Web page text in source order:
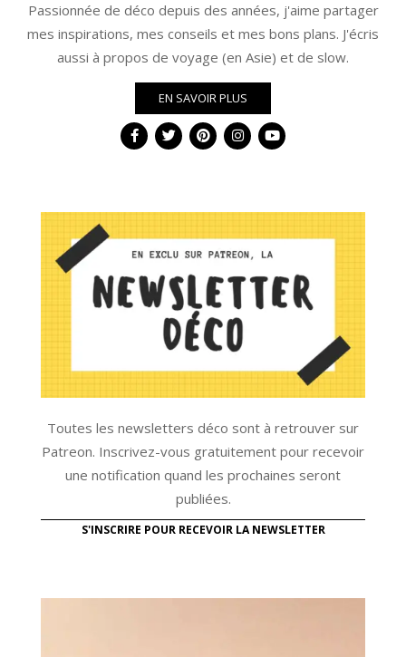
Passionnée de déco depuis des années, j'aime partager
mes inspirations, mes conseils et mes bons plans. J'écris
aussi à propos de voyage (en Asie) et de slow.
EN SAVOIR PLUS
Toutes les newsletters déco sont à retrouver sur
Patreon. Inscrivez-vous gratuitement pour recevoir
une notification quand les prochaines seront
publiées.
S'INSCRIRE POUR RECEVOIR LA NEWSLETTER